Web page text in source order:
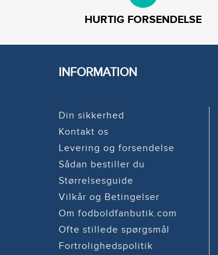
HURTIG FORSENDELSE
INFORMATION
Din sikkerhed
Kontakt os
Levering og forsendelse
Sådan bestiller du
Størrelsesguide
Vilkår og Betingelser
Om fodboldfanbutik.com
Ofte stillede spørgsmål
Fortrolighedspolitik